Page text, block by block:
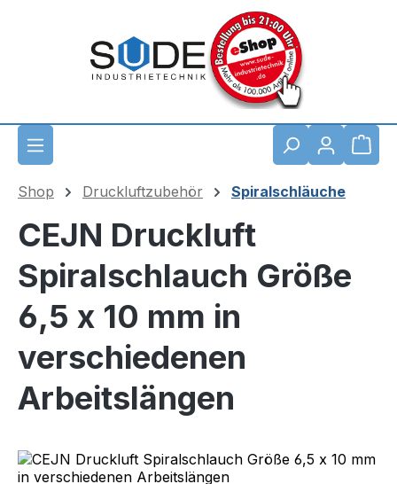
Shop Druckluftzubehör Spiralschläuche
CEJN Druckluft
Spiralschlauch Größe
6,5 x 10 mm in
verschiedenen
Arbeitslängen
Bildergalerie überspringen